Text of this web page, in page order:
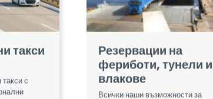
такси
Резервации на
фериботи, тунели и
влакове
Всички наши възможности за
резервации в Словения са тук.